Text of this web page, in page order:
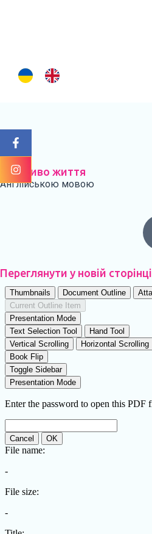
Мерживо життя
Англійською мовою
Переглянути у новiй сторiнцi